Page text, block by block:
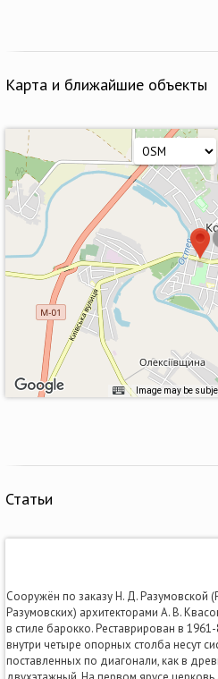
Карта и ближайшие объекты
Image may be
Статьи
Сооружён по заказу Н. Д. Разумовской
Разумовских) архитекторами А. В.
в стиле барокко. Реставрирован в
внутри четыре опорных столба несут
поставленных по диагонали, как в